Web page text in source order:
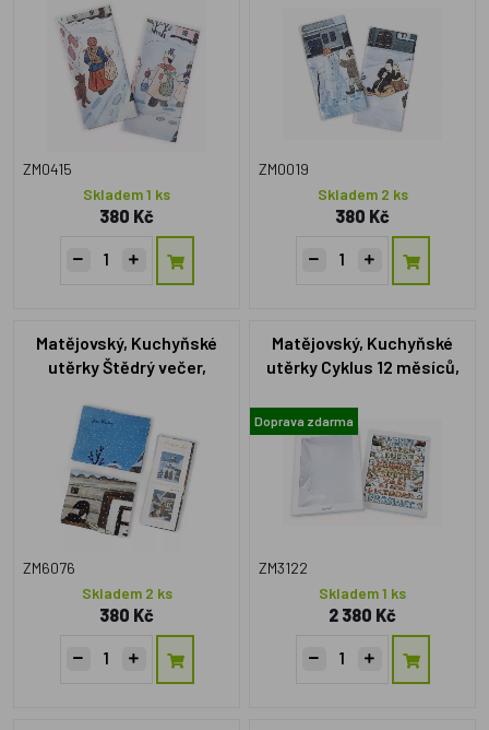
ZM0415
Skladem 1 ks
380 Kč
ZM0019
Skladem 2 ks
380 Kč
Matějovský, Kuchyňské
utěrky Štědrý večer,
ZM6076
Skladem 2 ks
380 Kč
Matějovský, Kuchyňské
utěrky Cyklus 12 měsíců,
Doprava zdarma
ZM3122
Skladem 1 ks
2 380 Kč